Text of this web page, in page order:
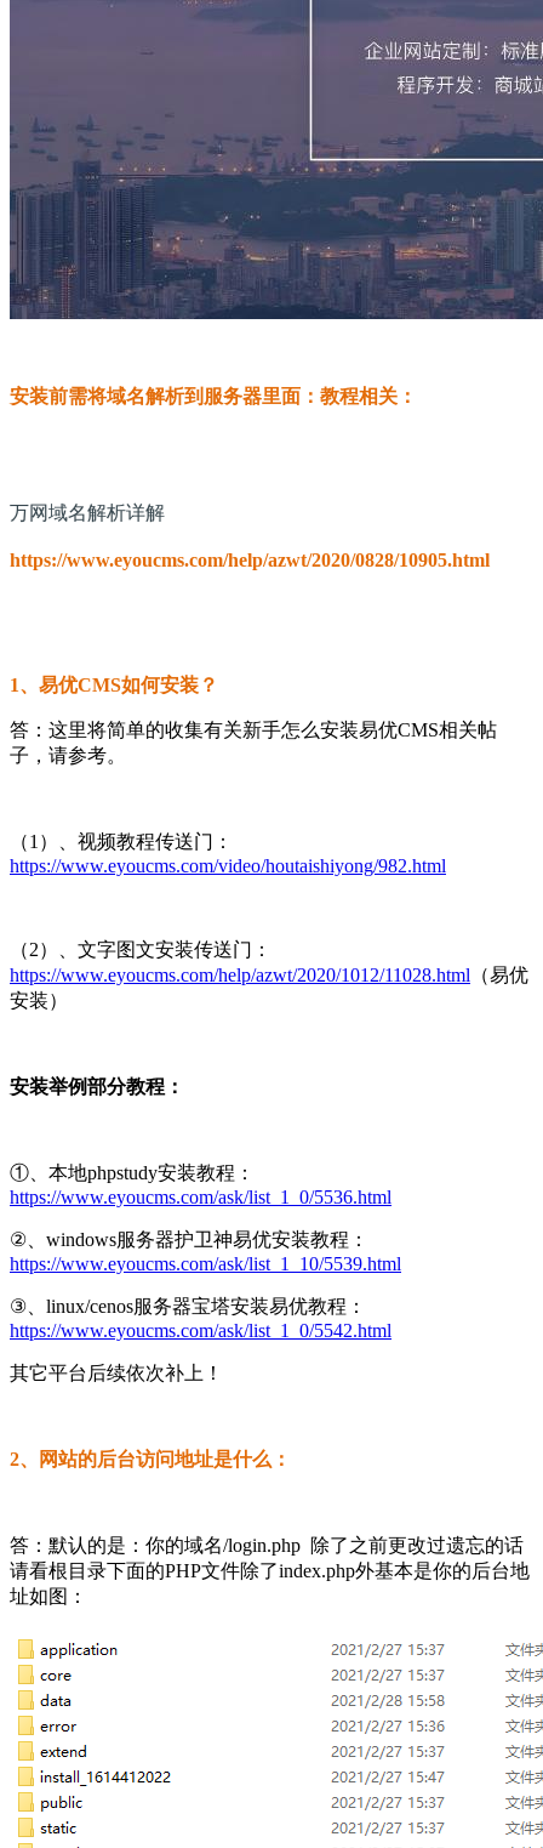
安装前需将域名解析到服务器里面：教程相关：
万网域名解析详解
https://www.eyoucms.com/help/azwt/2020/0828/10905.html
1、易优CMS如何安装？
答：这里将简单的收集有关新手怎么安装易优CMS相关帖
子，请参考。
（1）、视频教程传送门：
https://www.eyoucms.com/video/houtaishiyong/982.html
（2）、文字图文安装传送门：
https://www.eyoucms.com/help/azwt/2020/1012/11028.html （易优
安装）
安装举例部分教程：
①、本地phpstudy安装教程：
https://www.eyoucms.com/ask/list_1_0/5536.html
②、windows服务器护卫神易优安装教程：
https://www.eyoucms.com/ask/list_1_10/5539.html
③、linux/cenos服务器宝塔安装易优教程：
https://www.eyoucms.com/ask/list_1_0/5542.html
其它平台后续依次补上！
2、网站的后台访问地址是什么：
答：默认的是：你的域名/login.php 除了之前更改过遗忘的话
请看根目录下面的PHP文件除了index.php外基本是你的后台地
址如图：